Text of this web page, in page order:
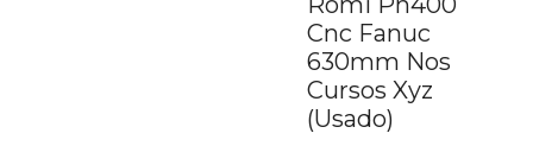
Cnc Fanuc
630mm Nos
Cursos Xyz
(Usado)